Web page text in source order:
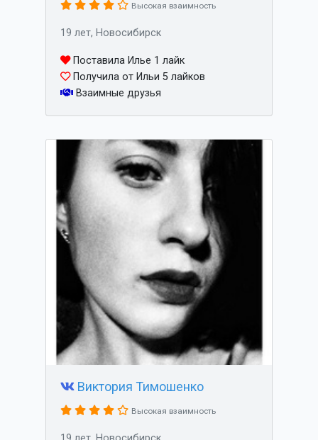
Высокая взаимность
19 лет, Новосибирск
Поставила Илье 1 лайк
Получила от Ильи 5 лайков
Взаимные друзья
Виктория Тимошенко
Высокая взаимность